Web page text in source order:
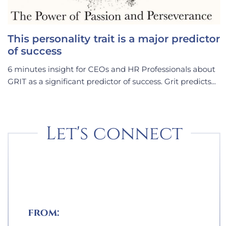
This personality trait is a major predictor
of success
6 minutes insight for CEOs and HR Professionals about
GRIT as a significant predictor of success. Grit predicts...
Let's connect
from: